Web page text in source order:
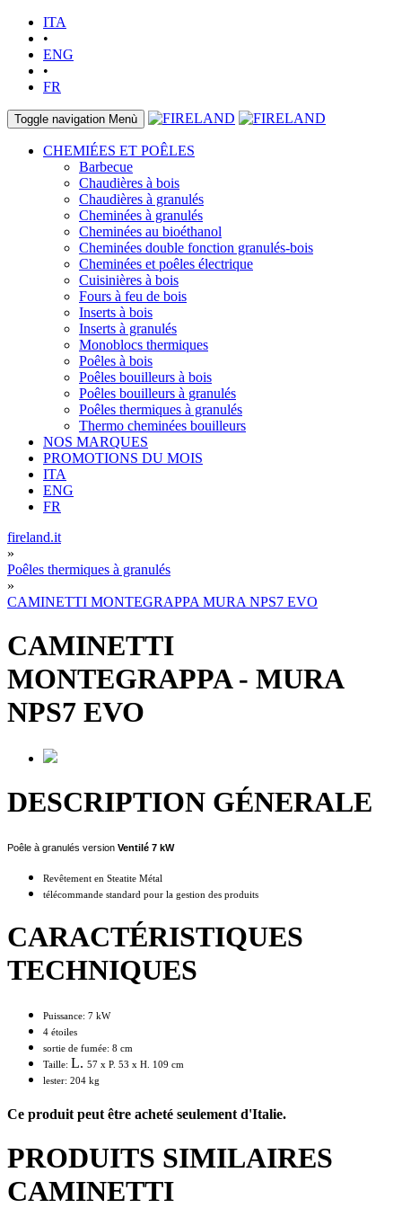
ITA
•
ENG
•
FR
Toggle navigation Menù
CHEMIÉES ET POÊLES
Barbecue
Chaudières à bois
Chaudières à granulés
Cheminées à granulés
Cheminées au bioéthanol
Cheminées double fonction granulés-bois
Cheminées et poêles électrique
Cuisinières à bois
Fours à feu de bois
Inserts à bois
Inserts à granulés
Monoblocs thermiques
Poêles à bois
Poêles bouilleurs à bois
Poêles bouilleurs à granulés
Poêles thermiques à granulés
Thermo cheminées bouilleurs
NOS MARQUES
PROMOTIONS DU MOIS
ITA
ENG
FR
fireland.it
»
Poêles thermiques à granulés
»
CAMINETTI MONTEGRAPPA MURA NPS7 EVO
CAMINETTI
MONTEGRAPPA- MURA
NPS7 EVO
DESCRIPTION GÉNERALE
Poêle à granulés version Ventilé 7 kW
Revêtement en Steatite Métal
télécommande standard pour la gestion des produits
CARACTÉRISTIQUES
TECHNIQUES
Puissance: 7 kW
4 étoiles
sortie de fumée: 8 cm
Taille: L. 57 x P. 53 x H. 109 cm
lester: 204 kg
Ce produit peut être acheté seulement d'Italie.
PRODUITS SIMILAIRES
CAMINETTI